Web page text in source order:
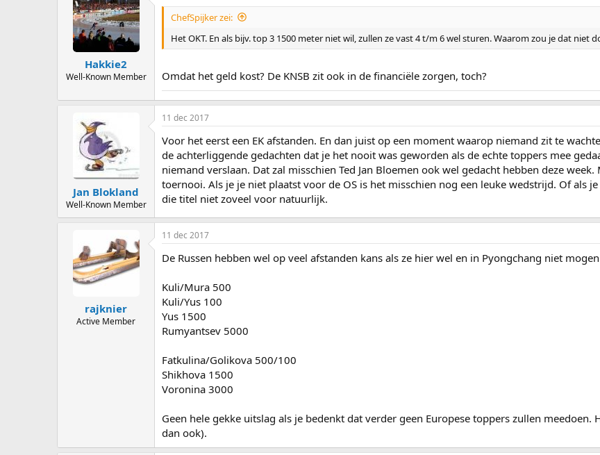
Hakkie2
Well-Known Member
ChefSpijker zei:
Het OKT. En als bijv. top 3 1500 meter niet wil, zullen ze vast 4 t/m 6 wel sturen. Waarom zou je dat niet
Omdat het geld kost? De KNSB zit ook in de financiële zorgen, toch?
Jan Blokland
Well-Known Member
11 dec 2017
Voor het eerst een EK afstanden. En dan juist op een moment waarop niemand zit te
de achterliggende gedachten dat je het nooit was geworden als de echte toppers mee
niemand verslaan. Dat zal misschien Ted Jan Bloemen ook wel gedacht hebben deze
toernooi. Als je je niet plaatst voor de OS is het misschien nog een leuke wedstrijd. Of als
die titel niet zoveel voor natuurlijk.
rajknier
Active Member
11 dec 2017
De Russen hebben wel op veel afstanden kans als ze hier wel en in Pyongchang niet
Kuli/Mura 500
Kuli/Yus 100
Yus 1500
Rumyantsev 5000
Fatkulina/Golikova 500/100
Shikhova 1500
Voronina 3000
Geen hele gekke uitslag als je bedenkt dat verder geen Europese toppers zullen
dan ook).